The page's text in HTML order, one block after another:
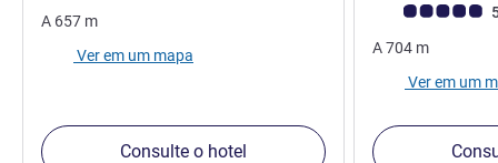
A 657 m
Ver em um mapa
Consulte o hotel
Classificação
A704 m
Ver em um